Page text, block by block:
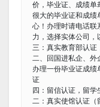
价，毕业证、成绩单
很大的毕业证和成绩
心！办理时请电话联
力，选择实体公司，
三：真实教育部认证
二、回国进私企、外
办理一份毕业证成绩
证
四：留信认证，留学
二：真实使馆认证（